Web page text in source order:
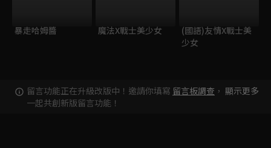
暴走哈姆醬 魔法X戰士美少女
(國語)友情X戰士美
少女
留言功能正在升級改版中！邀請你填寫 留言板調查 ，
一起共創新版留言功能！
顯示更多